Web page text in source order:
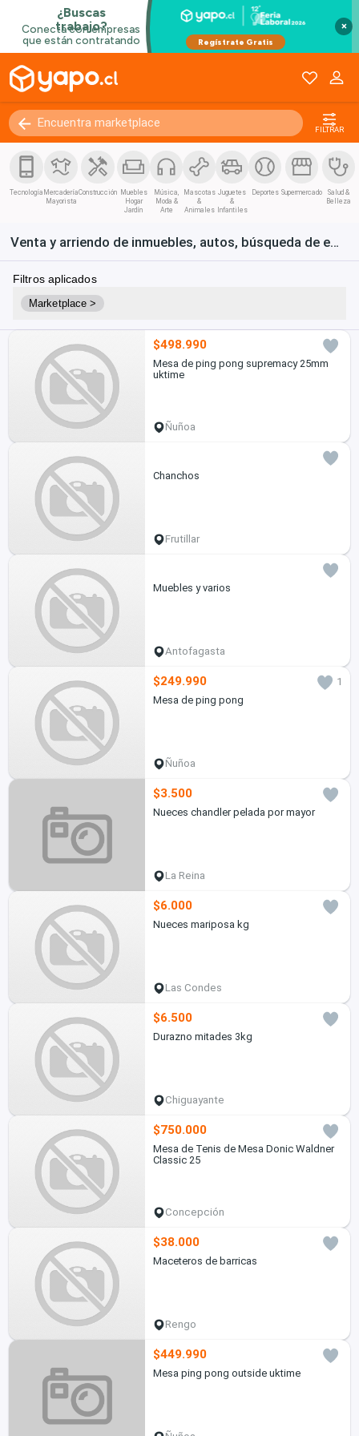
×
FILTRAR
Tecnología Mercadería
Mayorista
Construcción Muebles
Hogar
Jardín
Música,
Moda &
Arte
Mascotas
&
Animales
Juguetes
&
Infantiles
Deportes Supermercado
Salud &
Belleza
Venta y arriendo de inmuebles, autos, búsqueda de empleo y bienes de consumo en Chile
Filtros aplicados
Marketplace >
$498.990
Mesa de ping pong supremacy 25mm
uktime
Ñuñoa
Chanchos
Frutillar
Muebles y varios
Antofagasta
$249.990
1
Mesa de ping pong
Ñuñoa
$3.500
Nueces chandler pelada por mayor
La Reina
$6.000
Nueces mariposa kg
Las Condes
$6.500
Durazno mitades 3kg
Chiguayante
$750.000
Mesa de Tenis de Mesa Donic Waldner
Classic 25
Concepción
$38.000
Maceteros de barricas
Rengo
$449.990
Mesa ping pong outside uktime